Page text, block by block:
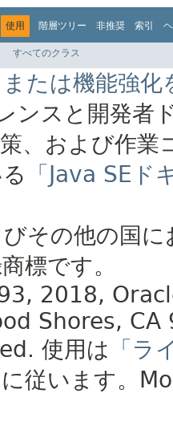
使用 階層ツリー 非推奨 索引
すべてのクラス
たは機能強化
ンスと開発者
、および作
「Java SE
その他の国
標です。
2018,
Shores, CA
使用は 「ラ
に従います。